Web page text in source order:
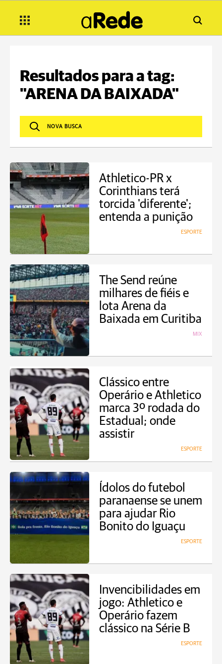
Resultados para a tag:
"ARENA DA BAIXADA"
Athletico-PR x
Corinthians terá
torcida 'diferente';
entenda a punição
ESPORTE
The Send reúne
milhares de fiéis e
lota Arena da
Baixada em Curitiba
MIX
Clássico entre
Operário e Athletico
marca 3º rodada do
Estadual; onde
assistir
ESPORTE
Ídolos do futebol
paranaense se unem
para ajudar Rio
Bonito do Iguaçu
ESPORTE
Invencibilidades em
jogo: Athletico e
Operário fazem
clássico na Série B
ESPORTE